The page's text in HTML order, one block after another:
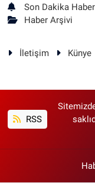
Son Dakika
Haber Arşivi
İletişim Künye
RSS